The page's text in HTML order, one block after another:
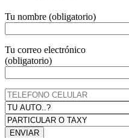
Tu nombre (obligatorio)
Tu correo electrónico
(obligatorio)